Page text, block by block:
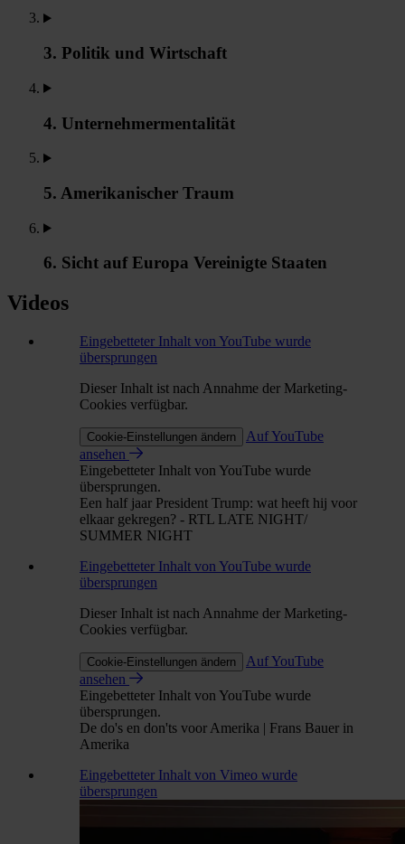
3. Politik und Wirtschaft
4. Unternehmermentalität
5. Amerikanischer Traum
6. Sicht auf Europa Vereinigte Staaten
Videos
Eingebetteter Inhalt von YouTube wurde
übersprungen
Dieser Inhalt ist nach Annahme der Marketing-
Cookies verfügbar.
Cookie-Einstellungen ändern
Auf YouTube
ansehen
Eingebetteter Inhalt von YouTube wurde
übersprungen.
Een half jaar President Trump: wat heeft hij voor
elkaar gekregen? - RTL LATE NIGHT/
SUMMER NIGHT
Eingebetteter Inhalt von YouTube wurde
übersprungen
Dieser Inhalt ist nach Annahme der Marketing-
Cookies verfügbar.
Cookie-Einstellungen ändern
Auf YouTube
ansehen
Eingebetteter Inhalt von YouTube wurde
übersprungen.
De do's en don'ts voor Amerika | Frans Bauer in
Amerika
Eingebetteter Inhalt von Vimeo wurde
übersprungen